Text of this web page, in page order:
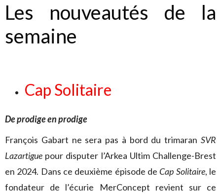
Les nouveautés de la
semaine
Cap Solitaire
De prodige en prodige
François Gabart ne sera pas à bord du trimaran SVR
Lazartigue pour disputer l’Arkea Ultim Challenge-Brest
en 2024. Dans ce deuxième épisode de Cap Solitaire, le
fondateur de l’écurie MerConcept revient sur ce